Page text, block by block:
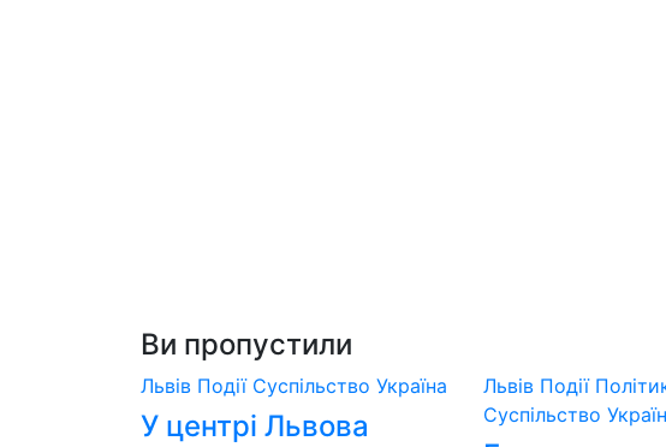
Ви пропустили
Львів Події Суспільство Україна
У центрі Львова
Львів Події
Суспільство